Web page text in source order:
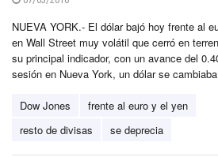
NUEVA YORK.- El dólar bajó hoy frente al
en Wall Street muy volátil que cerró en
su principal indicador, con un avance del
sesión en Nueva York, un dólar se
Dow Jones
frente al euro y el yen
resto de divisas
se deprecia